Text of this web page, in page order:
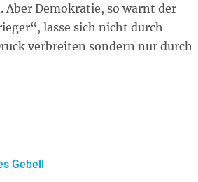
Aber Demokratie, so warnt der
lasse sich nicht durch
verbreiten sondern nur durch
Gebell